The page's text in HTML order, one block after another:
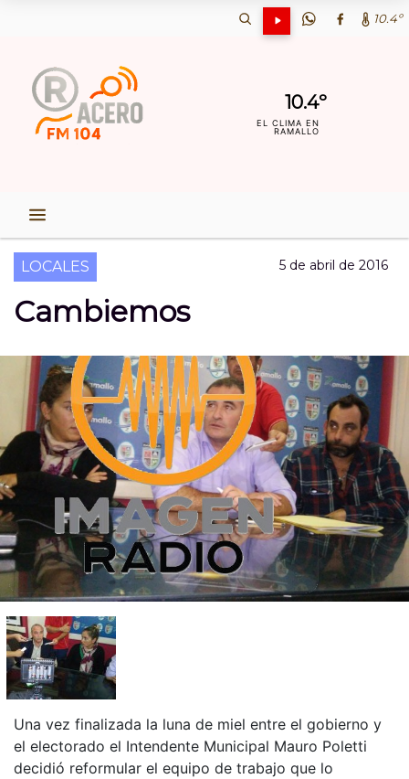
10.4º
10.4º
EL CLIMA EN
RAMALLO
LOCALES 5 de abril de 2016
Cambiemos
Una vez finalizada la luna de miel entre el gobierno y
el electorado el Intendente Municipal Mauro Poletti
decidió reformular el equipo de trabajo que lo